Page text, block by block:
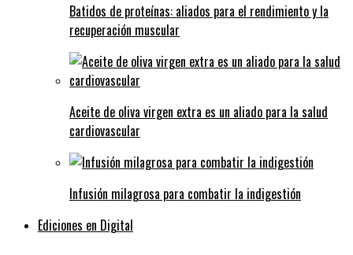
Batidos de proteínas: aliados para el rendimiento y la
recuperación muscular
Aceite de oliva virgen extra es un aliado para la salud
cardiovascular
Infusión milagrosa para combatir la indigestión
Ediciones en Digital